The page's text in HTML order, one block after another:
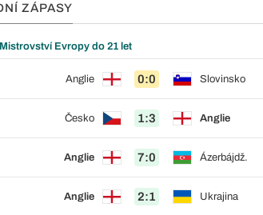
ZÁPASY
Mistrovství Evropy do 21 let
Anglie 0:0 Slovinsko
Česko 1:3 Anglie
Anglie 7:0 Ázerbájdž.
Anglie 2:1 Ukrajina